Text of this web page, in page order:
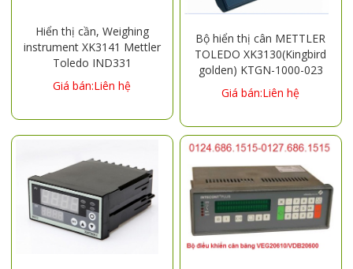
Hiển thị cần, Weighing
instrument XK3141 Mettler
Toledo IND331
Giá bán:Liên hệ
Bộ hiển thị cân METTLER
TOLEDO XK3130(Kingbird
golden) KTGN-1000-023
Giá bán:Liên hệ